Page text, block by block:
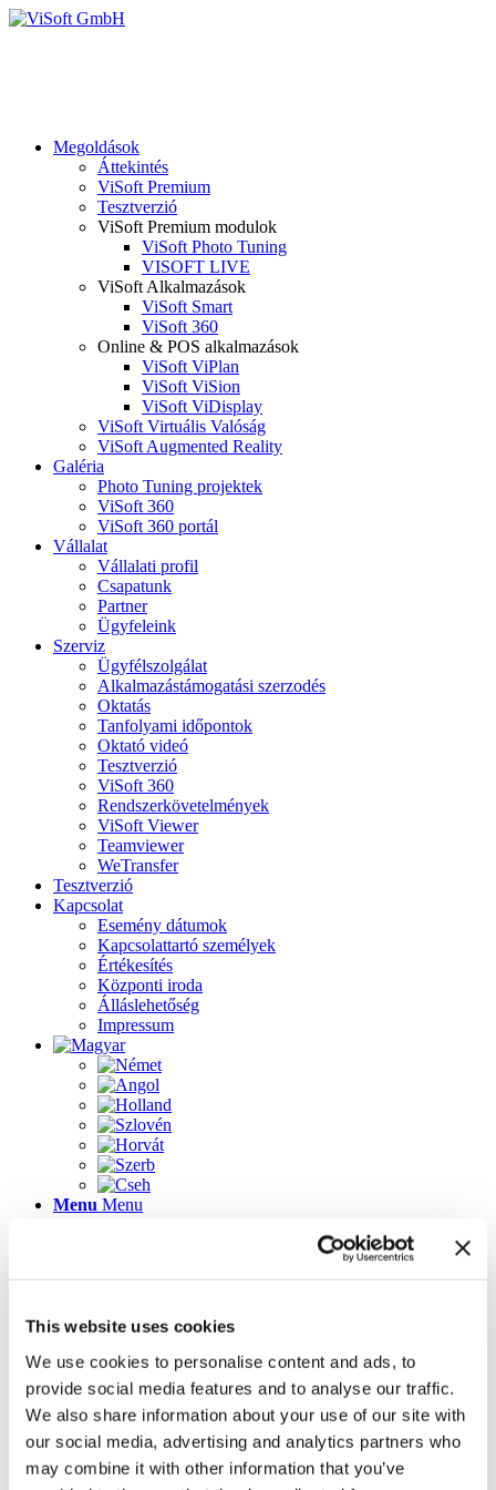
This website uses cookies
We use cookies to personalise content and ads, to
provide social media features and to analyse our traffic.
We also share information about your use of our site with
our social media, advertising and analytics partners who
may combine it with other information that you’ve
Megoldások
Áttekintés
ViSoft Premium
Tesztverzió
ViSoft Premium modulok
ViSoft Photo Tuning
VISOFT LIVE
ViSoft Alkalmazások
ViSoft Smart
ViSoft 360
Online & POS alkalmazások
ViSoft ViPlan
ViSoft ViSion
ViSoft ViDisplay
ViSoft Virtuális Valóság
ViSoft Augmented Reality
Galéria
Photo Tuning projektek
ViSoft 360
ViSoft 360 portál
Vállalat
Vállalati profil
Csapatunk
Partner
Ügyfeleink
Szerviz
Ügyfélszolgálat
Alkalmazástámogatási szerzodés
Oktatás
Tanfolyami időpontok
Oktató videó
Tesztverzió
ViSoft 360
Rendszerkövetelmények
ViSoft Viewer
Teamviewer
WeTransfer
Tesztverzió
Kapcsolat
Esemény dátumok
Kapcsolattartó személyek
Értékesítés
Központi iroda
Álláslehetőség
Impressum
Menu Menu
Lapok
2023-as újdonságok
Az üdvözlőképernyő újdonságai
Galéria
Impressum
Inspirálódjon könnyedén! 3D tervező ügyféltanácsadó
szoftver
Kapcsolat